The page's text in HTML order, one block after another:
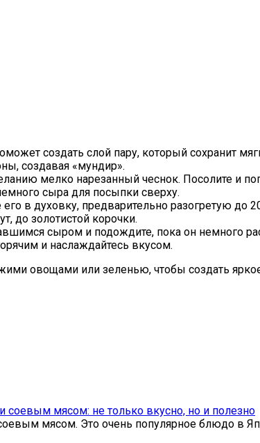
создать слой пару, который сохранит
создавая «мундир».
мелко нарезанный чеснок. Посолите и
сыра для посыпки сверху.
в духовку, предварительно разогретую до
до золотистой корочки.
сыром и подождите, пока он немного
и наслаждайтесь вкусом.
овощами или зеленью, чтобы создать
соевым мясом: не только вкусно, но и полезно
мясом. Это очень популярное блюдо в